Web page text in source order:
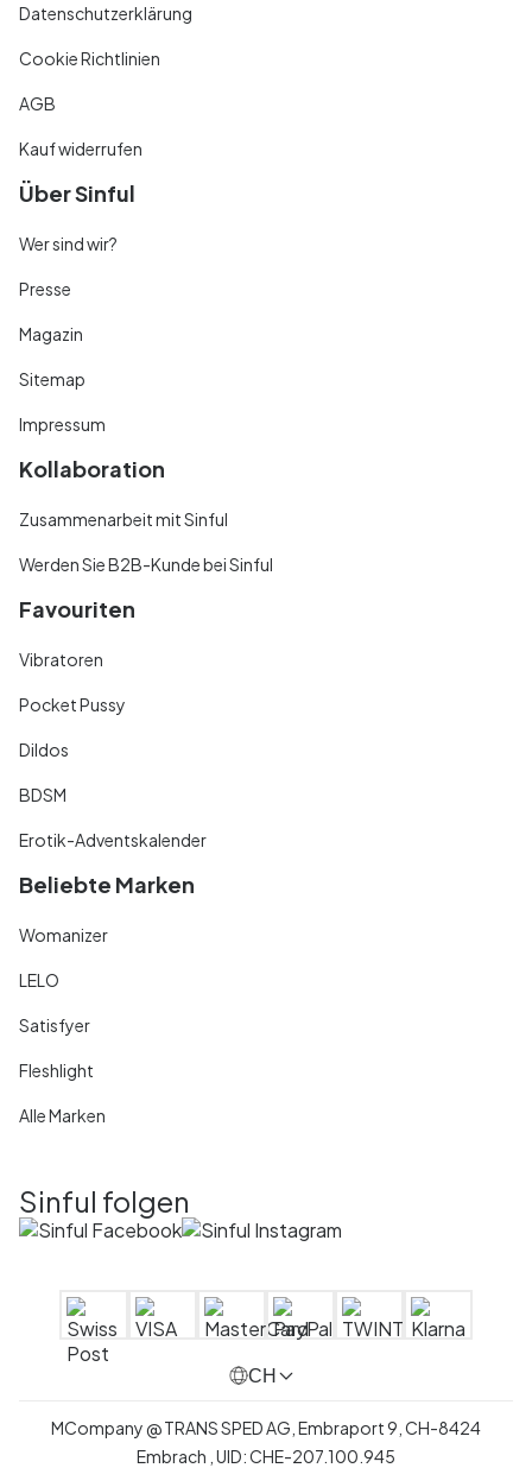
Datenschutzerklärung
Cookie Richtlinien
AGB
Kauf widerrufen
Über Sinful
Wer sind wir?
Presse
Magazin
Sitemap
Impressum
Kollaboration
Zusammenarbeit mit Sinful
Werden Sie B2B-Kunde bei Sinful
Favouriten
Vibratoren
Pocket Pussy
Dildos
BDSM
Erotik-Adventskalender
Beliebte Marken
Womanizer
LELO
Satisfyer
Fleshlight
Alle Marken
Sinful folgen
CH
MCompany@TRANS SPED AG, Embraport 9 CH-8424
Embrach , UID:CHE-207.100.945